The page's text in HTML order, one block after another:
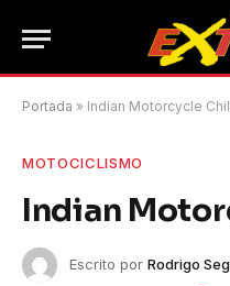
Portada » Indian Motorcycle
MOTOCICLISMO
Indian
Escrito por Rodrigo